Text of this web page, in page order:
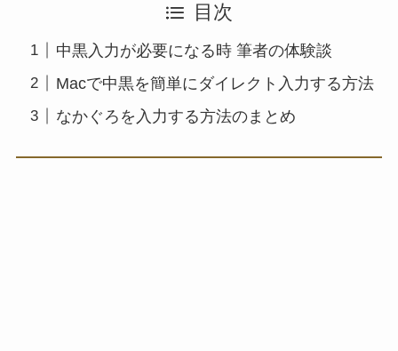
目次
中黒入力が必要になる時 筆者の体験談
Macで中黒を簡単にダイレクト入力する方法
なかぐろを入力する方法のまとめ